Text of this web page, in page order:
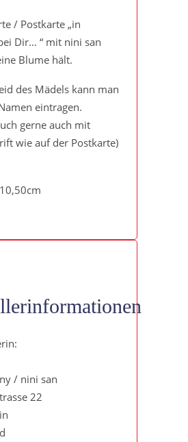
/ Postkarte „in
Dir… “ mit nini san
Blume hält.
des Mädels kann man
eintragen.
gerne auch mit
wie auf der Postkarte)
/ nini san
22